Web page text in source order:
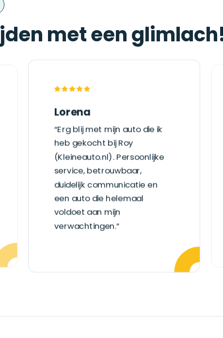
met een
Lorena
“Erg blij met mijn auto die ik
heb gekocht bij Roy
(Kleineauto.nl). Persoonlijke
service, betrouwbaar,
duidelijk communicatie en
een auto die helemaal
voldoet aan mijn
verwachtingen.”